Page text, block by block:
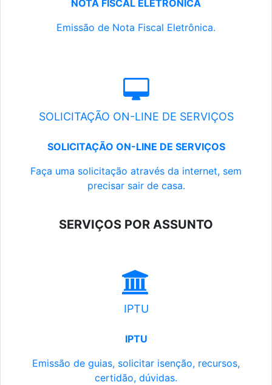
NOTA FISCAL ELETRÔNICA
Emissão de Nota Fiscal Eletrônica.
SOLICITAÇÃO ON-LINE DE SERVIÇOS
SOLICITAÇÃO ON-LINE DE SERVIÇOS
Faça uma solicitação através da internet, sem
precisar sair de casa.
SERVIÇOS POR ASSUNTO
IPTU
IPTU
Emissão de guias, solicitar isenção, recursos,
certidão, dúvidas.